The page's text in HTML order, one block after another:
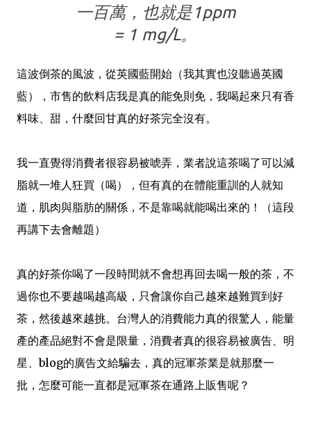
一百萬，也就是1ppm
= 1 mg/L。
這波倒茶的風波，從英國藍開始（我其實也沒聽過英國
藍），市售的飲料店我是真的能免則免，我喝起來只有香
料味、甜，什麼回甘真的好茶完全沒有。
我一直覺得消費者很容易被唬弄，業者說這茶喝了可以減
脂就一堆人狂買（喝），但有真的在體能重訓的人就知
道，肌肉與脂肪的關係，不是靠喝就能喝出來的！（這段
再講下去會離題）
真的好茶你喝了一段時間就不會想再回去喝一般的茶，不
過你也不要越喝越高級，只會讓你自己越來越難買到好
茶，然後越來越挑。台灣人的消費能力真的很驚人，能量
產的產品絕對不會是限量，消費者真的很容易被廣告、明
星、blog的廣告文給騙去，真的冠軍茶業是就那麼一
批，怎麼可能一直都是冠軍茶在通路上販售呢？